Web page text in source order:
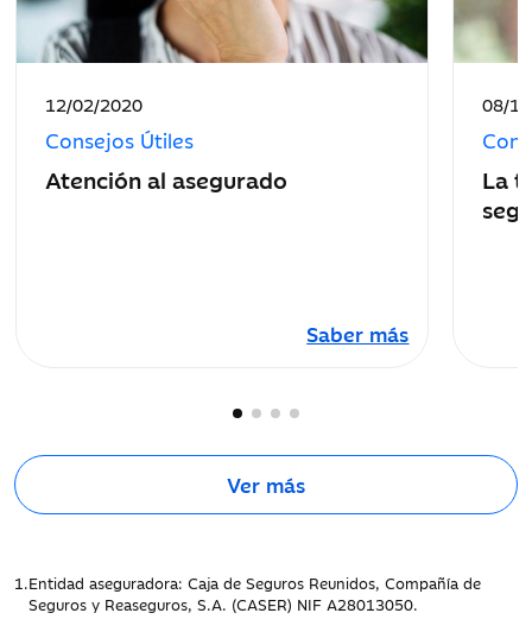
Fecha
publicación:
12/02/2020
Consejos Útiles
Atención al asegurado
Saber más
Fecha
08/
La
Ver más
1.Entidad aseguradora: Caja de Seguros Reunidos, Compañía de
Seguros y Reaseguros, S.A. (CASER) NIF A28013050.